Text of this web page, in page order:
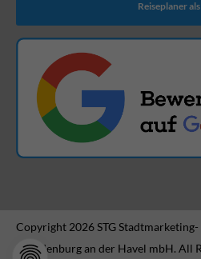
Reiseplaner
Copyright 2026 STG
Brandenburg an der Havel mbH. All